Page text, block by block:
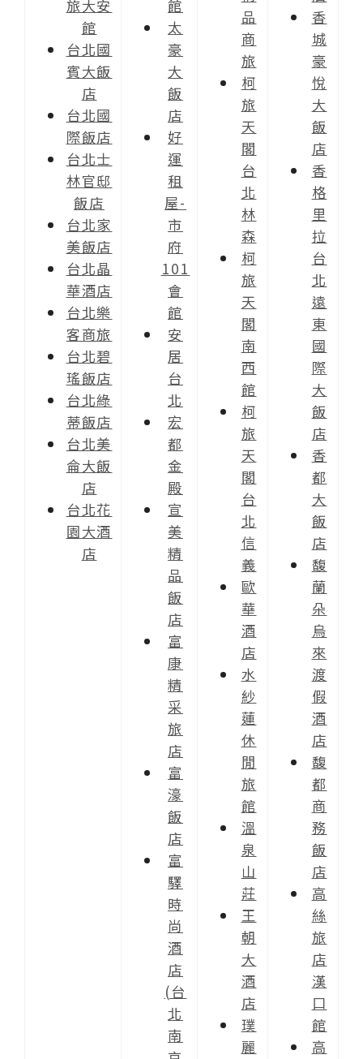
旅大安
館
台北國
賓大飯
店
台北國
際飯店
台北士
林官邸
飯店
台北家
美飯店
台北晶
華酒店
台北樂
客商旅
台北碧
瑤飯店
台北綠
蒂飯店
台北美
侖大飯
店
台北花
園大酒
店
館
太
豪
大
飯
店
好
運
租
屋-
市
府
101
會
館
安
居
台
北
宏
都
金
殿
宣
美
精
品
飯
店
富
康
精
采
旅
店
富
濠
飯
店
富
驛
時
尚
酒
店
(台
北
南
品
商
旅
柯
旅
天
閣
台
北
林
森
柯
旅
天
閣
南
西
館
柯
旅
天
閣
台
北
信
義
歐
華
酒
店
水
紗
蓮
休
閒
旅
館
溫
泉
山
莊
王
朝
大
酒
店
璞
麗
香
城
豪
悅
大
飯
店
香
格
里
拉
台
北
遠
東
國
際
大
飯
店
香
都
大
飯
店
馥
蘭
朵
烏
來
渡
假
酒
店
馥
都
商
務
飯
店
高
絲
旅
店
漢
口
館
高